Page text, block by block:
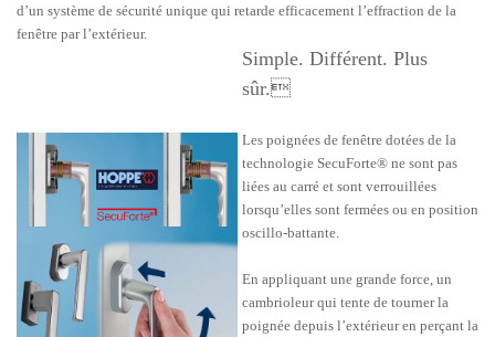
d’un système de sécurité unique qui retarde efficacement l’effraction de la
fenêtre par l’extérieur.
Simple. Différent. Plus
sûr.
Les poignées de fenêtre dotées de la
technologie SecuForte® ne sont pas
liées au carré et sont verrouillées
lorsqu’elles sont fermées ou en position
oscillo-battante.
En appliquant une grande force, un
cambrioleur qui tente de tourner la
poignée depuis l’extérieur en perçant la